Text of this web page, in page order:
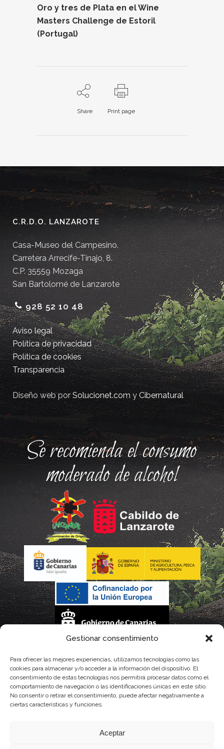
Gestionar consentimiento
Para ofrecer las mejores experiencias, utilizamos tecnologías como las
cookies para almacenar y/o acceder a la información del dispositivo. El
consentimiento de estas tecnologías nos permitirá procesar datos como el
comportamiento de navegación o las identificaciones únicas en este sitio.
No consentir o retirar el consentimiento, puede afectar negativamente a
ciertas características y funciones.
Aceptar
Oro y tres de Plata en el Wine
Masters Challenge de Estoril
(Portugal)
Share Print page
C.R.D.O. LANZAROTE
Casa-Museo del Campesino.
Carretera Arrecife-Tinajo, 8.
C.P. 35559 Mozaga
San Bartolomé de Lanzarote
928 52 10 48
Aviso legal
Política de privacidad
Política de cookies
Transparencia
Diseño web porSolucionet.comyCibernatural
Se recomienda el consumo
moderado de alcohol
parcialmente, por el Gobierno de Canarias
con fondos provenientes del presupuesto de gastos del Instituto Canario de
Calidad Agroalimentaria